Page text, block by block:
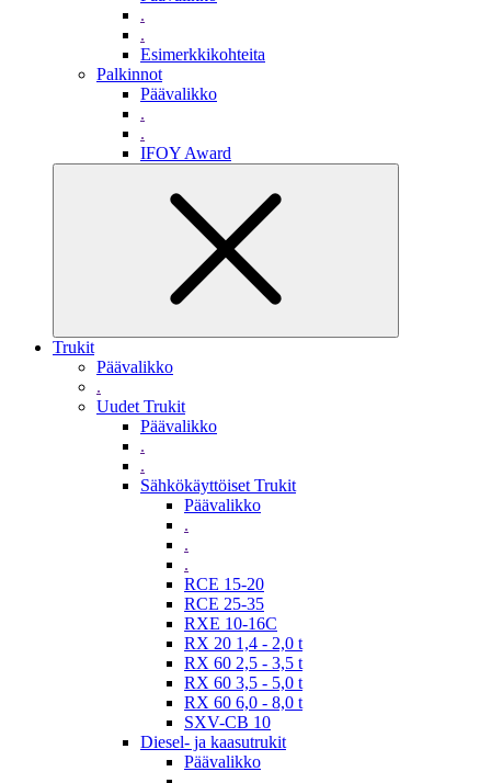
.
.
Esimerkkikohteita
Palkinnot
Päävalikko
.
.
IFOY Award
Trukit
Päävalikko
.
Uudet Trukit
Päävalikko
.
.
Sähkökäyttöiset Trukit
Päävalikko
.
.
.
RCE 15-20
RCE 25-35
RXE 10-16C
RX 20 1,4 - 2,0 t
RX 60 2,5 - 3,5 t
RX 60 3,5 - 5,0 t
RX 60 6,0 - 8,0 t
SXV-CB 10
Diesel- ja kaasutrukit
Päävalikko